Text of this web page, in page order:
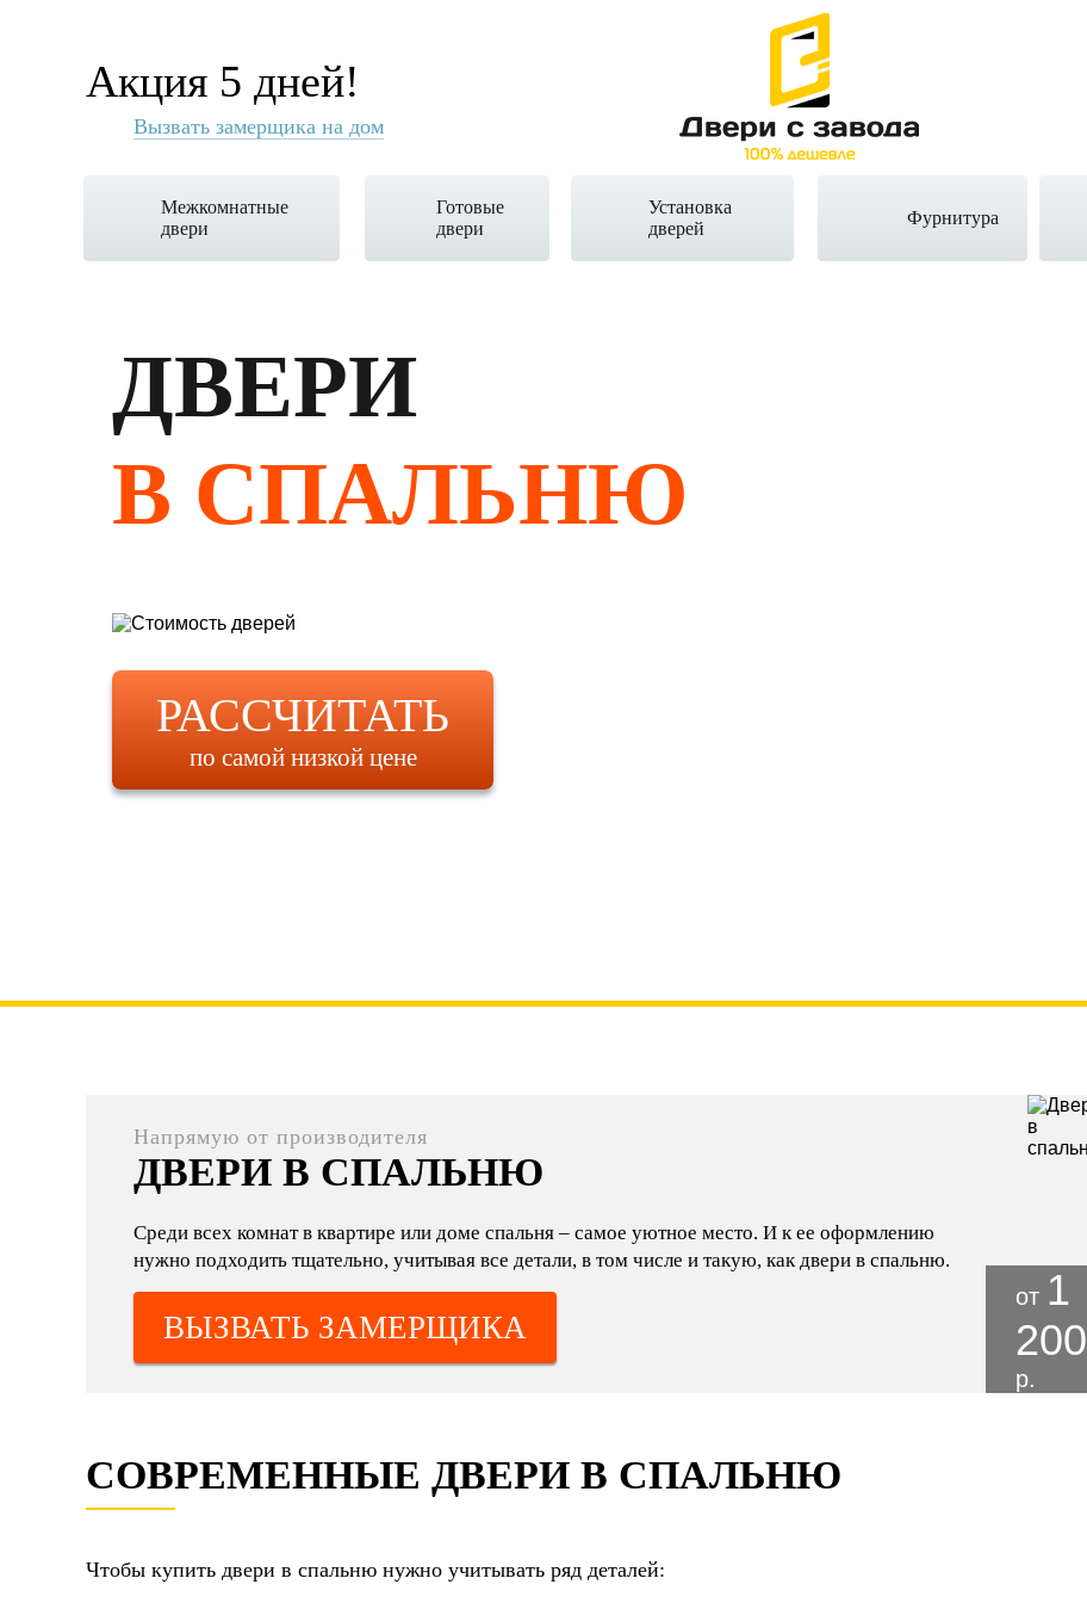
Акция 5 дней!
Вызвать замерщика на дом
Межкомнатные
двери
Готовые
двери
Установка
дверей
Фурнитура
ДВЕРИ
В СПАЛЬНЮ
РАССЧИТАТЬ
по самой низкой цене
Напрямую от производителя
ДВЕРИ В СПАЛЬНЮ
Среди всех комнат в квартире или доме спальня – самое уютное место. И к ее оформлению
нужно подходить тщательно, учитывая все детали, в том числе и такую, как двери в спальню.
ВЫЗВАТЬ ЗАМЕРЩИКА
от 1
200
р.
СОВРЕМЕННЫЕ ДВЕРИ В СПАЛЬНЮ
Чтобы купить двери в спальню нужно учитывать ряд деталей: